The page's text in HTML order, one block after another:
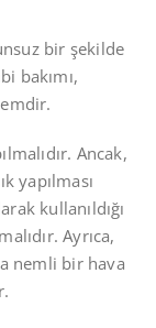
bir şekilde
bakımı,
Ancak,
yapılması
kullanıldığı
Ayrıca,
nemli bir hava